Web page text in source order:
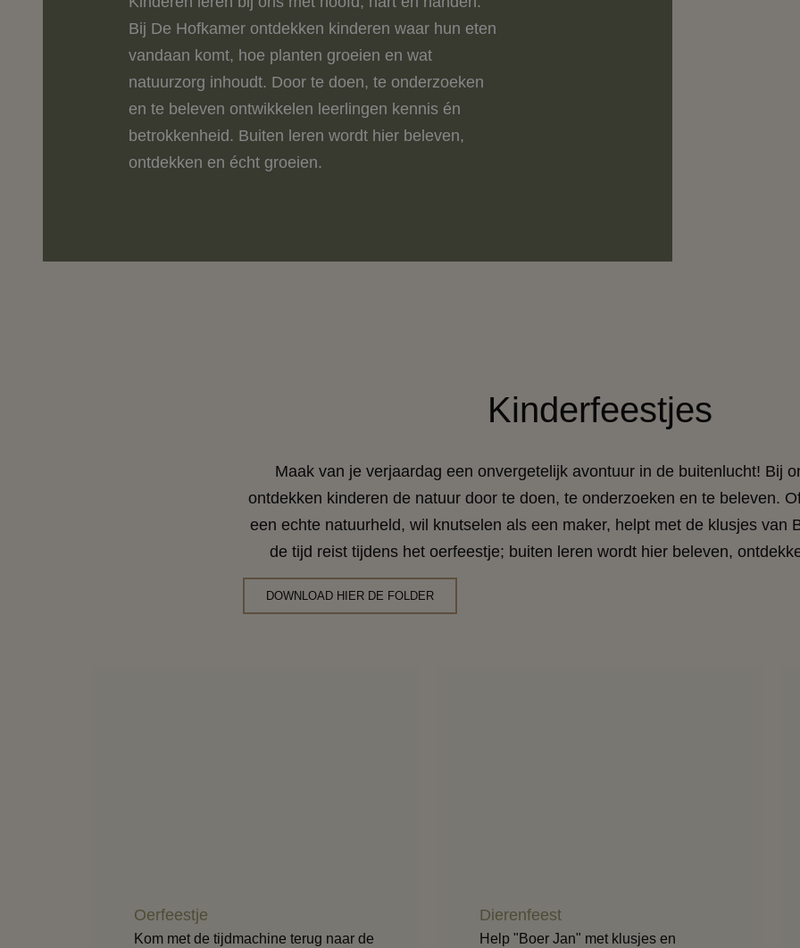
Bij De Hofkamer ontdekken kinderen waar hun eten
vandaan komt, hoe planten groeien en wat
natuurzorg inhoudt. Door te doen, te onderzoeken
en te beleven ontwikkelen leerlingen kennis én
betrokkenheid. Buiten leren wordt hier beleven,
ontdekken en écht groeien.
Kinderfeestjes
Maak van je verjaardag een onvergetelijk avontuur in de buitenlucht! Bij
ontdekken kinderen de natuur door te doen, te onderzoeken en te beleven.
een echte natuurheld, wil knutselen als een maker, helpt met de klusjes van
de tijd reist tijdens het oerfeestje; buiten leren wordt hier beleven,
DOWNLOAD HIER DE FOLDER
Oerfeestje
Kom met de tijdmachine terug naar de
Dierenfeest
Help "Boer Jan" met klusjes en